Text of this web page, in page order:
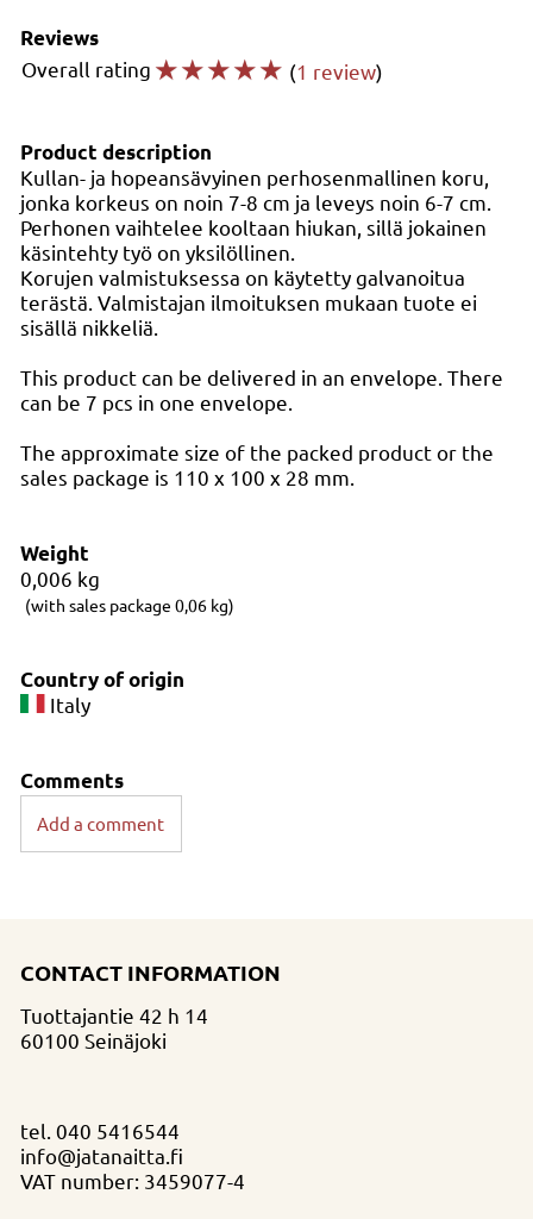
Reviews
Overall rating ☆☆☆☆☆ (1 review)
Product description
Kullan- ja hopeansävyinen perhosenmallinen koru,
jonka korkeus on noin 7-8 cm ja leveys noin 6-7 cm.
Perhonen vaihtelee kooltaan hiukan, sillä jokainen
käsintehty työ on yksilöllinen.
Korujen valmistuksessa on käytetty galvanoitua
terästä. Valmistajan ilmoituksen mukaan tuote ei
sisällä nikkeliä.
This product can be delivered in an envelope. There
can be 7 pcs in one envelope.
The approximate size of the packed product or the
sales package is 110 x 100 x 28 mm.
Weight
0,006 kg
(with sales package 0,06 kg)
Country of origin
Italy
Comments
Add a comment
CONTACT INFORMATION
Tuottajantie 42 h 14
60100 Seinäjoki
tel. 040 5416544
info@jatanaitta.fi
VAT number: 3459077-4